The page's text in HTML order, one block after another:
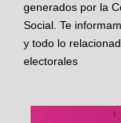
generados por la
Social. Te
y todo lo
electorales